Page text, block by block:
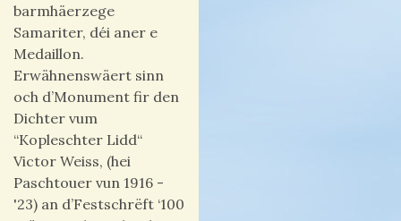
barmhäerzege
Samariter, déi aner e
Medaillon.
Erwähnenswäert sinn
och d’Monument fir den
Dichter vum
“Kopleschter Lidd“
Victor Weiss, (hei
Paschtouer vun 1916 -
'23) an d’Festschrëft ‘100